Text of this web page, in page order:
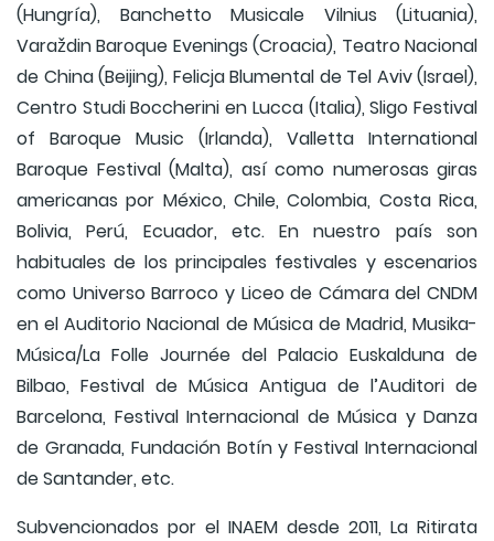
(Hungría), Banchetto Musicale Vilnius (Lituania),
Varaždin Baroque Evenings (Croacia), Teatro Nacional
de China (Beijing), Felicja Blumental de Tel Aviv (Israel),
Centro Studi Boccherini en Lucca (Italia), Sligo Festival
of Baroque Music (Irlanda), Valletta International
Baroque Festival (Malta), así como numerosas giras
americanas por México, Chile, Colombia, Costa Rica,
Bolivia, Perú, Ecuador, etc. En nuestro país son
habituales de los principales festivales y escenarios
como Universo Barroco y Liceo de Cámara del CNDM
en el Auditorio Nacional de Música de Madrid, Musika-
Música/La Folle Journée del Palacio Euskalduna de
Bilbao, Festival de Música Antigua de l’Auditori de
Barcelona, Festival Internacional de Música y Danza
de Granada, Fundación Botín y Festival Internacional
de Santander, etc.
Subvencionados por el INAEM desde 2011, La Ritirata